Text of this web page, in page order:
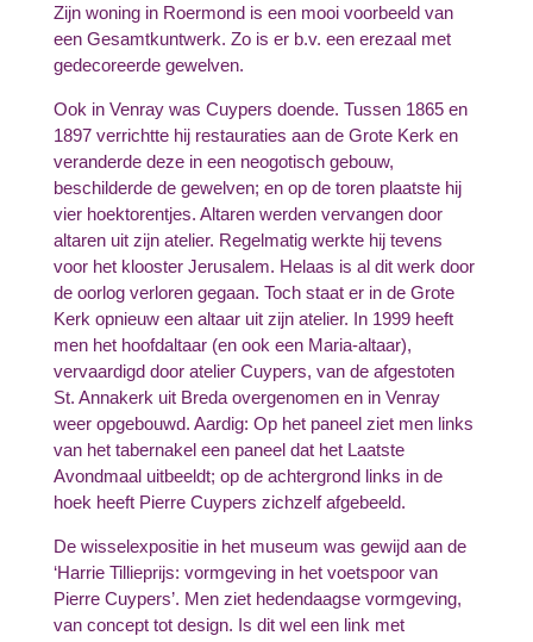
Zijn woning in Roermond is een mooi voorbeeld van
een Gesamtkuntwerk. Zo is er b.v. een erezaal met
gedecoreerde gewelven.
Ook in Venray was Cuypers doende. Tussen 1865 en
1897 verrichtte hij restauraties aan de Grote Kerk en
veranderde deze in een neogotisch gebouw,
beschilderde de gewelven; en op de toren plaatste hij
vier hoektorentjes. Altaren werden vervangen door
altaren uit zijn atelier. Regelmatig werkte hij tevens
voor het klooster Jerusalem. Helaas is al dit werk door
de oorlog verloren gegaan. Toch staat er in de Grote
Kerk opnieuw een altaar uit zijn atelier. In 1999 heeft
men het hoofdaltaar (en ook een Maria-altaar),
vervaardigd door atelier Cuypers, van de afgestoten
St. Annakerk uit Breda overgenomen en in Venray
weer opgebouwd. Aardig: Op het paneel ziet men links
van het tabernakel een paneel dat het Laatste
Avondmaal uitbeeldt; op de achtergrond links in de
hoek heeft Pierre Cuypers zichzelf afgebeeld.
De wisselexpositie in het museum was gewijd aan de
‘Harrie Tillieprijs: vormgeving in het voetspoor van
Pierre Cuypers’. Men ziet hedendaagse vormgeving,
van concept tot design. Is dit wel een link met